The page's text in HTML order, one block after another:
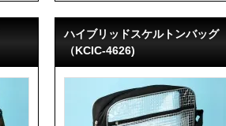
ハイブリッドスケルトンバッグ
（KCIC-4626)